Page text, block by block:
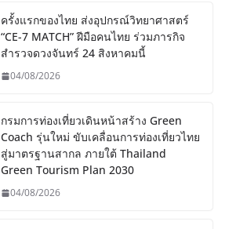
ครั้งแรกของไทย ส่งอุปกรณ์วิทยาศาสตร์
“CE-7 MATCH” ฝีมือคนไทย ร่วมภารกิจ
สำรวจดวงจันทร์ 24 สิงหาคมนี้
04/08/2026
กรมการท่องเที่ยวเดินหน้าสร้าง Green
Coach รุ่นใหม่ ขับเคลื่อนการท่องเที่ยวไทย
สู่มาตรฐานสากล ภายใต้ Thailand
Green Tourism Plan 2030
04/08/2026